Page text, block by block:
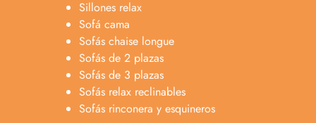
Sillones relax
Sofá cama
Sofás chaise longue
Sofás de 2 plazas
Sofás de 3 plazas
Sofás relax reclinables
Sofás rinconera y esquineros